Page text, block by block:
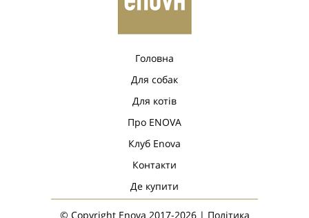
Головна
Для собак
Для котів
Про ENOVA
Клуб Enova
Контакти
Де купити
© Copyright Enova 2017-2026 | Політика